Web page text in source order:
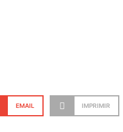
EMAIL IMPRIMIR